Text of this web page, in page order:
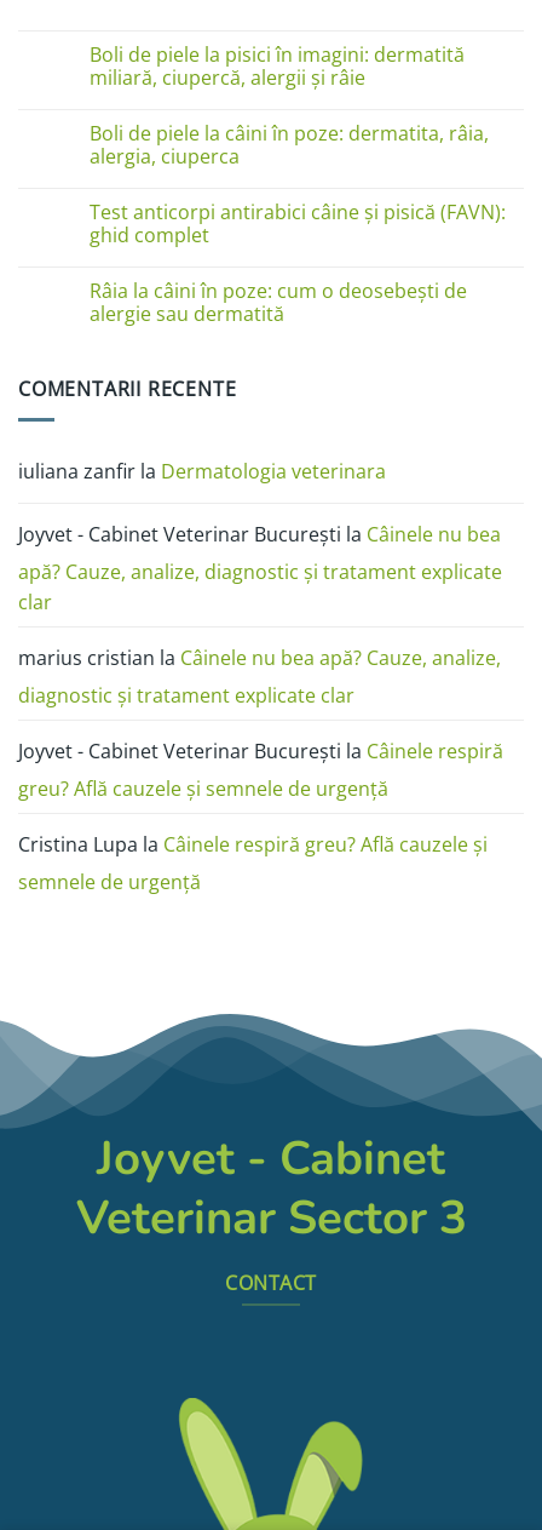
Câinele
se
linge
Cauze
și
soluții
Boli de piele la pisici în imagini: dermatită
miliară, ciupercă, alergii și râie
comentariu
la
Boli
de
pisici
în
imagini:
miliară,
ciupercă,
alergii
și
Boli de piele la câini în poze: dermatita, râia,
alergia, ciuperca
la
Boli
de
câini
în
poze:
ciuperca
Test anticorpi antirabici câine și pisică (FAVN):
ghid complet
comentariu
la
Test
anticorpi
pisică
Râia la câini în poze: cum o deosebești de
alergie sau dermatită
Râia
cum
o
alergie
sau
COMENTARII RECENTE
iuliana zanfir la Dermatologia veterinara
Joyvet - Cabinet Veterinar București la Câinele nu bea
apă? Cauze, analize, diagnostic și tratament explicate
clar
marius cristian la Câinele nu bea apă? Cauze, analize,
diagnostic și tratament explicate clar
Joyvet - Cabinet Veterinar București la Câinele respiră
greu? Află cauzele și semnele de urgență
Cristina Lupa la Câinele respiră greu? Află cauzele și
semnele de urgență
Joyvet - Cabinet
Veterinar Sector 3
CONTACT